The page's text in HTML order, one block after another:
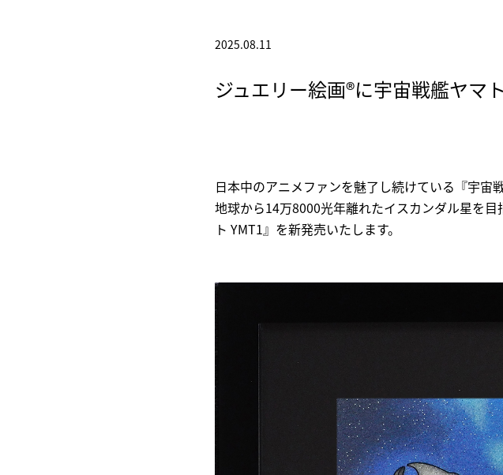
2025.08.11
ジュエリー絵画®に宇宙戦艦ヤマ
日本中のアニメファンを魅了し続けている『宇宙
地球から14万8000光年離れたイスカンダル星を
ト YMT1』を新発売いたします。